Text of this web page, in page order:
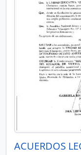
ACUERDOS